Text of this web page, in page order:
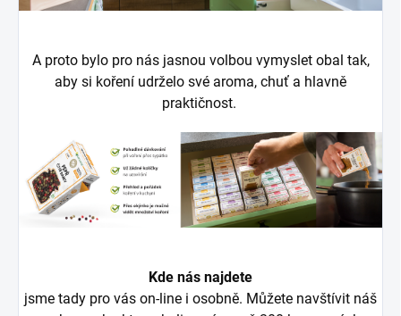
A proto bylo pro nás jasnou volbou vymyslet obal tak,
aby si koření udrželo své aroma, chuť a hlavně
praktičnost.
Kde nás najdete
jsme tady pro vás on-line i osobně. Můžete navštívit náš